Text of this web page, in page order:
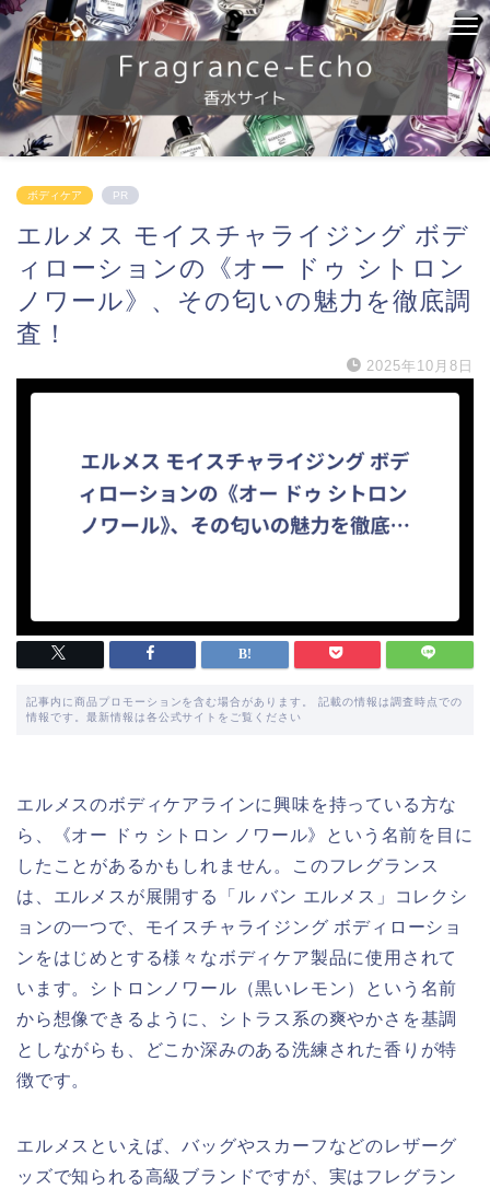
ボディケア PR
エルメス モイスチャライジング ボデ
ィローションの《オー ドゥ シトロン
ノワール》、その匂いの魅力を徹底調
査！
2025年10月8日
記事内に商品プロモーションを含む場合があります。 記載の情報は調査時点での
情報です。最新情報は各公式サイトをご覧ください
エルメスのボディケアラインに興味を持っている方な
ら、《オー ドゥ シトロン ノワール》という名前を目に
したことがあるかもしれません。このフレグランス
は、エルメスが展開する「ル バン エルメス」コレクシ
ョンの一つで、モイスチャライジング ボディローショ
ンをはじめとする様々なボディケア製品に使用されて
います。シトロンノワール（黒いレモン）という名前
から想像できるように、シトラス系の爽やかさを基調
としながらも、どこか深みのある洗練された香りが特
徴です。
エルメスといえば、バッグやスカーフなどのレザーグ
ッズで知られる高級ブランドですが、実はフレグラン